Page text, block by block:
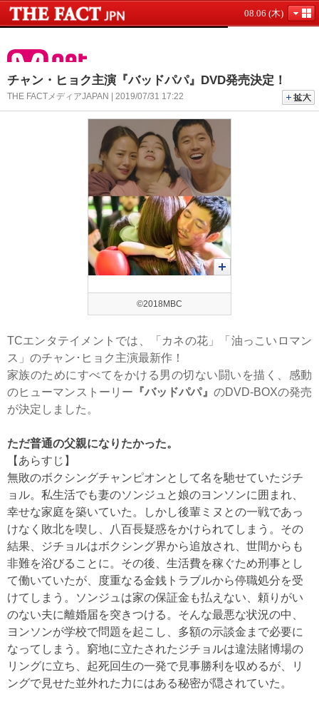
08.06 (木)
チャン・ヒョク主演『バッドパパ』DVD発売決定！
THE FACTメディアJAPAN | 2019/07/31 17:22
©2018MBC
TCエンタテイメントでは、「カネの花」「油っこいロマン
ス」のチャン･ヒョク主演最新作！
家族のためにすべてをかける男の切ない闘いを描く、感動
のヒューマンストーリー 『バッドパパ』 のDVD-BOXの発売
が決定しました。
ただ普通の父親になりたかった。
【あらすじ】
無敗のボクシングチャンピオンとして名を馳せていたジチ
ョル。私生活でも妻のソンジュと娘のヨンソンに囲まれ、
幸せな家庭を築いていた。しかし後輩ミヌとの一戦であっ
けなく敗北を喫し、八百長疑惑をかけられてしまう。その
結果、ジチョルはボクシング界から追放され、世間からも
非難を浴びることに。その後、生活費を稼ぐため刑事とし
て働いていたが、度重なる金銭トラブルから停職処分を受
けてしまう。ソンジュは家の保証金も払えない、頼りがい
のない夫に離婚届を突きつける。そんな最悪な状況の中、
ヨンソンが学校で問題を起こし、多額の示談金まで必要に
なってしまう。窮地に立たされたジチョルは違法賭博場の
リングに立ち、起死回生の一発で見事勝利を収めるが、リ
ングで見せた並外れた力にはある秘密が隠されていた。